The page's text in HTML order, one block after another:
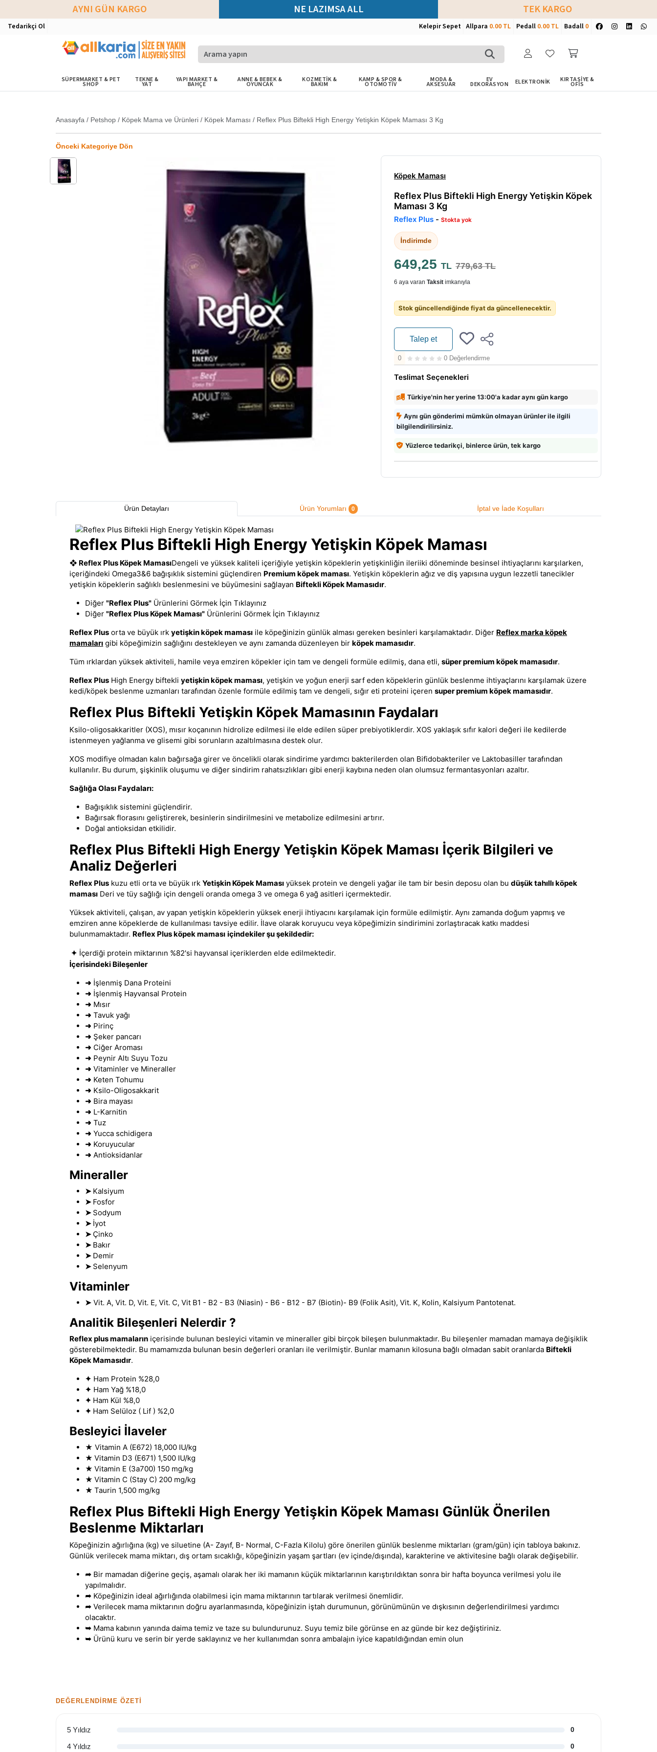
AYNI GÜN KARGO NE LAZIMSA ALL TEK KARGO
Tedarikçi Ol Kelepir Sepet Allpara 0.00 TL Pedall 0.00 TL Badall 0
SÜPERMARKET & PET
SHOP
TEKNE &
YAT
YAPI MARKET &
BAHÇE
ANNE & BEBEK &
OYUNCAK
KOZMETİK &
BAKIM
KAMP & SPOR &
OTOMOTİV
MODA &
AKSESUAR
EV
DEKORASYON ELEKTRONİK KIRTASİYE &
OFİS
Anasayfa / Petshop / Köpek Mama ve Ürünleri / Köpek Maması / Reflex Plus Biftekli High Energy Yetişkin Köpek Maması 3 Kg
Önceki Kategoriye Dön
Köpek Maması
Reflex Plus Biftekli High Energy Yetişkin Köpek
Maması 3 Kg
Reflex Plus - Stokta yok
İndirimde
649,25 TL 779,63 TL
6 aya varan Taksit imkanıyla
Stok güncellendiğinde fiyat da güncellenecektir.
Talep et
0 0 Değerlendirme
Teslimat Seçenekleri
Türkiye'nin her yerine 13:00'a kadar aynı gün kargo
Aynı gün gönderimi mümkün olmayan ürünler ile ilgili
bilgilendirilirsiniz.
Yüzlerce tedarikçi, binlerce ürün, tek kargo
Ürün Detayları Ürün Yorumları 0 İptal ve İade Koşulları
Reflex Plus Biftekli High Energy Yetişkin Köpek Maması
❖ Reflex Plus Köpek MamasıDengeli ve yüksek kaliteli içeriğiyle yetişkin köpeklerin yetişkinliğin ileriiki döneminde besinsel ihtiyaçlarını karşılarken,
içeriğindeki Omega3&6 bağışıklık sistemini güçlendiren Premium köpek maması. Yetişkin köpeklerin ağız ve diş yapısına uygun lezzetli tanecikler
yetişkin köpeklerin sağlıklı beslenmesini ve büyümesini sağlayan Biftekli Köpek Mamasıdır.
Diğer "Reflex Plus" Ürünlerini Görmek İçin Tıklayınız
Diğer "Reflex Plus Köpek Maması" Ürünlerini Görmek İçin Tıklayınız
Reflex Plus orta ve büyük ırk yetişkin köpek maması ile köpeğinizin günlük alması gereken besinleri karşılamaktadır. Diğer Reflex marka köpek
mamaları gibi köpeğimizin sağlığını destekleyen ve aynı zamanda düzenleyen bir köpek mamasıdır.
Tüm ırklardan yüksek aktiviteli, hamile veya emziren köpekler için tam ve dengeli formüle edilmiş, dana etli, süper premium köpek mamasıdır.
Reflex Plus High Energy biftekli yetişkin köpek maması, yetişkin ve yoğun enerji sarf eden köpeklerin günlük beslenme ihtiyaçlarını karşılamak üzere
kedi/köpek beslenme uzmanları tarafından özenle formüle edilmiş tam ve dengeli, sığır eti proteini içeren super premium köpek mamasıdır.
Reflex Plus Biftekli Yetişkin Köpek Mamasının Faydaları
Ksilo-oligosakkaritler (XOS), mısır koçanının hidrolize edilmesi ile elde edilen süper prebiyotiklerdir. XOS yaklaşık sıfır kalori değeri ile kedilerde
istenmeyen yağlanma ve glisemi gibi sorunların azaltılmasına destek olur.
XOS modifiye olmadan kalın bağırsağa girer ve öncelikli olarak sindirime yardımcı bakterilerden olan Bifidobakteriler ve Laktobasiller tarafından
kullanılır. Bu durum, şişkinlik oluşumu ve diğer sindirim rahatsızlıkları gibi enerji kaybına neden olan olumsuz fermantasyonları azaltır.
Sağlığa Olası Faydaları:
Bağışıklık sistemini güçlendirir.
Bağırsak florasını geliştirerek, besinlerin sindirilmesini ve metabolize edilmesini artırır.
Doğal antioksidan etkilidir.
Reflex Plus Biftekli High Energy Yetişkin Köpek Maması İçerik Bilgileri ve
Analiz Değerleri
Reflex Plus kuzu etli orta ve büyük ırk Yetişkin Köpek Maması yüksek protein ve dengeli yağar ile tam bir besin deposu olan bu düşük tahıllı köpek
maması Deri ve tüy sağlığı için dengeli oranda omega 3 ve omega 6 yağ asitleri içermektedir.
Yüksek aktiviteli, çalışan, av yapan yetişkin köpeklerin yüksek enerji ihtiyacını karşılamak için formüle edilmiştir. Aynı zamanda doğum yapmış ve
emziren anne köpeklerde de kullanılması tavsiye edilir. İlave olarak koruyucu veya köpeğimizin sindirimini zorlaştıracak katkı maddesi
bulunmamaktadır. Reflex Plus köpek maması içindekiler şu şekildedir:
✦ İçerdiği protein miktarının %82'si hayvansal içeriklerden elde edilmektedir.
İçerisindeki Bileşenler
➜ İşlenmiş Dana Proteini
➜ İşlenmiş Hayvansal Protein
➜ Mısır
➜ Tavuk yağı
➜ Pirinç
➜ Şeker pancarı
➜ Ciğer Aroması
➜ Peynir Altı Suyu Tozu
➜ Vitaminler ve Mineraller
➜ Keten Tohumu
➜ Ksilo-Oligosakkarit
➜ Bira mayası
➜ L-Karnitin
➜ Tuz
➜ Yucca schidigera
➜ Koruyucular
➜ Antioksidanlar
Mineraller
➤ Kalsiyum
➤ Fosfor
➤ Sodyum
➤ İyot
➤ Çinko
➤ Bakır
➤ Demir
➤ Selenyum
Vitaminler
➤ Vit. A, Vit. D, Vit. E, Vit. C, Vit B1 - B2 - B3 (Niasin) - B6 - B12 - B7 (Biotin)- B9 (Folik Asit), Vit. K, Kolin, Kalsiyum Pantotenat.
Analitik Bileşenleri Nelerdir ?
Reflex plus mamaların içerisinde bulunan besleyici vitamin ve mineraller gibi birçok bileşen bulunmaktadır. Bu bileşenler mamadan mamaya değişiklik
gösterebilmektedir. Bu mamamızda bulunan besin değerleri oranları ile verilmiştir. Bunlar mamanın kilosuna bağlı olmadan sabit oranlarda Biftekli
Köpek Mamasıdır.
✦ Ham Protein %28,0
✦ Ham Yağ %18,0
✦ Ham Kül %8,0
✦ Ham Selüloz ( Lif ) %2,0
Besleyici İlaveler
★ Vitamin A (E672) 18,000 IU/kg
★ Vitamin D3 (E671) 1,500 IU/kg
★ Vitamin E (3a700) 150 mg/kg
★ Vitamin C (Stay C) 200 mg/kg
★ Taurin 1,500 mg/kg
Reflex Plus Biftekli High Energy Yetişkin Köpek Maması Günlük Önerilen
Beslenme Miktarları
Köpeğinizin ağırlığına (kg) ve siluetine (A- Zayıf, B- Normal, C-Fazla Kilolu) göre önerilen günlük beslenme miktarları (gram/gün) için tabloya bakınız.
Günlük verilecek mama miktarı, dış ortam sıcaklığı, köpeğinizin yaşam şartları (ev içinde/dışında), karakterine ve aktivitesine bağlı olarak değişebilir.
➦ Bir mamadan diğerine geçiş, aşamalı olarak her iki mamanın küçük miktarlarının karıştırıldıktan sonra bir hafta boyunca verilmesi yolu ile
yapılmalıdır.
➦ Köpeğinizin ideal ağırlığında olabilmesi için mama miktarının tartılarak verilmesi önemlidir.
➦ Verilecek mama miktarının doğru ayarlanmasında, köpeğinizin iştah durumunun, görünümünün ve dışkısının değerlendirilmesi yardımcı
olacaktır.
➥ Mama kabının yanında daima temiz ve taze su bulundurunuz. Suyu temiz bile görünse en az günde bir kez değiştiriniz.
➥ Ürünü kuru ve serin bir yerde saklayınız ve her kullanımdan sonra ambalajın iyice kapatıldığından emin olun
DEĞERLENDIRME ÖZETI
5 Yıldız 0
4 Yıldız 0